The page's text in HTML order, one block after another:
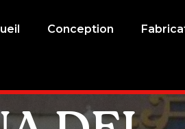
Conception